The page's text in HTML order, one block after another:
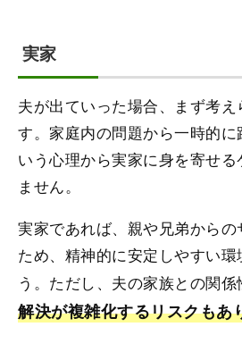
実家
夫が出ていった場合、まず考
す。家庭内の問題から一時的に
いう心理から実家に身を寄せる
ません。
実家であれば、親や兄弟から
ため、精神的に安定しやすい環
う。ただし、夫の家族との関係
解決が複雑化するリスクもあ